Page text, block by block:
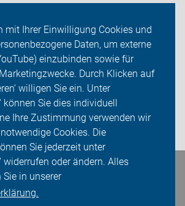
mit Ihrer Einwilligung Cookies und
Daten, um externe
einzubinden sowie für
Durch Klicken auf
willigen Sie ein. Unter
können Sie dies individuell
Ihre Zustimmung verwenden wir
Cookies. Die
Sie jederzeit unter
widerrufen oder ändern. Alles
Sie in unserer